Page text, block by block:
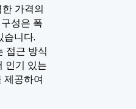
가격의
성은 폭
습니다.
접근 방식
인기 있는
제공하여